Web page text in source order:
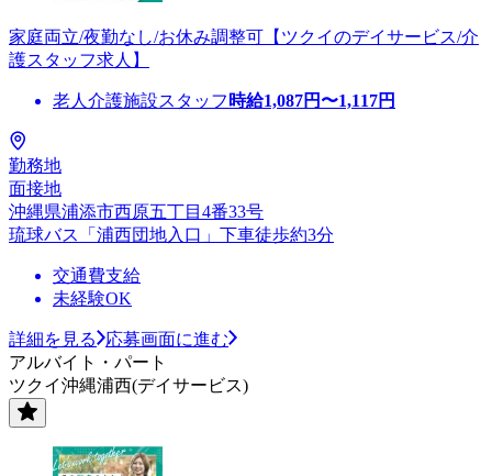
家庭両立/夜勤なし/お休み調整可【ツクイのデイサービス/介
護スタッフ求人】
老人介護施設スタッフ 時給1,087円〜1,117円
勤務地
面接地
沖縄県浦添市西原五丁目4番33号
琉球バス「浦西団地入口」下車徒歩約3分
交通費支給
未経験OK
詳細を見る
応募画面に進む
アルバイト・パート
ツクイ沖縄浦西(デイサービス)